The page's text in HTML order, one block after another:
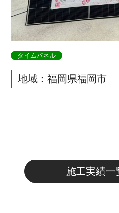
タイムパネル
地域：福岡県福岡市
施工実績一